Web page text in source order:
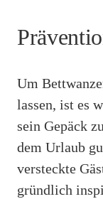
Um
lassen, ist es
sein Gepäck
dem Urlaub
versteckte
gründlich